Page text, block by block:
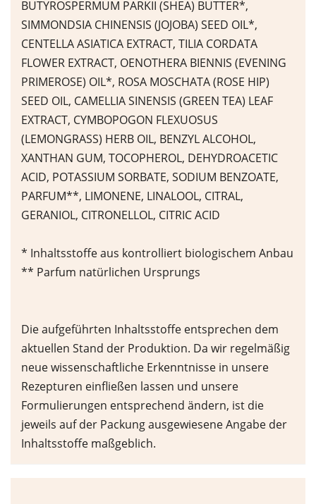
BUTYROSPERMUM PARKII (SHEA) BUTTER*,
SIMMONDSIA CHINENSIS (JOJOBA) SEED OIL*,
CENTELLA ASIATICA EXTRACT, TILIA CORDATA
FLOWER EXTRACT, OENOTHERA BIENNIS (EVENING
PRIMEROSE) OIL*, ROSA MOSCHATA (ROSE HIP)
SEED OIL, CAMELLIA SINENSIS (GREEN TEA) LEAF
EXTRACT, CYMBOPOGON FLEXUOSUS
(LEMONGRASS) HERB OIL, BENZYL ALCOHOL,
XANTHAN GUM, TOCOPHEROL, DEHYDROACETIC
ACID, POTASSIUM SORBATE, SODIUM BENZOATE,
PARFUM**, LIMONENE, LINALOOL, CITRAL,
GERANIOL, CITRONELLOL, CITRIC ACID
* Inhaltsstoffe aus kontrolliert biologischem Anbau
** Parfum natürlichen Ursprungs
Die aufgeführten Inhaltsstoffe entsprechen dem
aktuellen Stand der Produktion. Da wir regelmäßig
neue wissenschaftliche Erkenntnisse in unsere
Rezepturen einfließen lassen und unsere
Formulierungen entsprechend ändern, ist die
jeweils auf der Packung ausgewiesene Angabe der
Inhaltsstoffe maßgeblich.